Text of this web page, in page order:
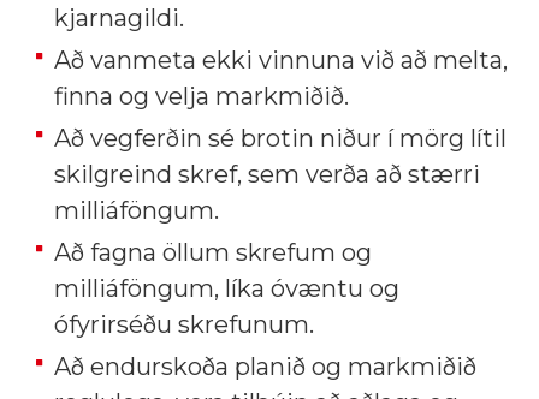
kjarnagildi.
Að vanmeta ekki vinnuna við að melta,
finna og velja markmiðið.
Að vegferðin sé brotin niður í mörg lítil
skilgreind skref, sem verða að stærri
milliáföngum.
Að fagna öllum skrefum og
milliáföngum, líka óvæntu og
ófyrirséðu skrefunum.
Að endurskoða planið og markmiðið